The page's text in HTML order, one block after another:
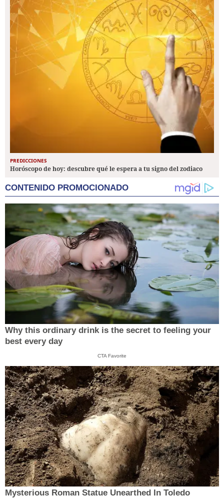
PREDICCIONES
Horóscopo de hoy: descubre qué le espera a tu signo del zodiaco
CONTENIDO PROMOCIONADO
Why this ordinary drink is the secret to feeling your
best every day
CTA Favorite
Mysterious Roman Statue Unearthed In Toledo